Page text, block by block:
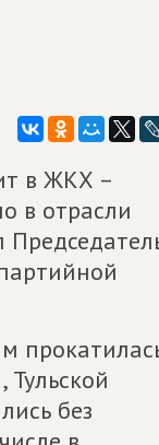
в ЖКХ –
в отрасли
без